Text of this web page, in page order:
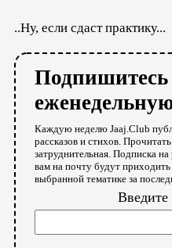
..Ну, если сдаст практику...
Подпишитесь
Каждую неделю Jaaj.Club
рассказов и стихов.
затруднительная. Подписка
вам на почту будут
выбранной тематике за